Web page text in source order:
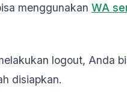
menggunakan WA
logout, Anda
disiapkan.